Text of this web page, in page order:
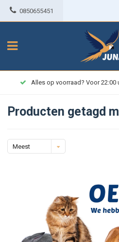
0850655451
Alles op voorraad? Voor 22:00
Producten getagd
Meest